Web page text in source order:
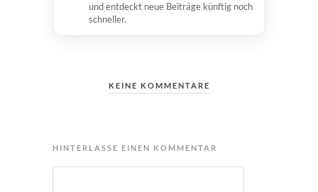
und entdeckt neue Beiträge künftig noch
schneller.
KEINE KOMMENTARE
HINTERLASSE EINEN KOMMENTAR